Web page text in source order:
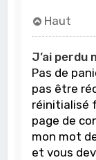
Haut
J’ai perdu
Pas de
pas être
réinitialisé
page de
mon mot
et vous